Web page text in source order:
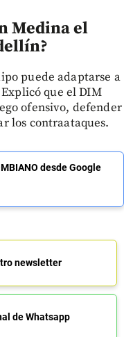
Medina el
puede adaptarse a
que el DIM
ofensivo, defender
los contraataques.
desde Google
newsletter
de Whatsapp